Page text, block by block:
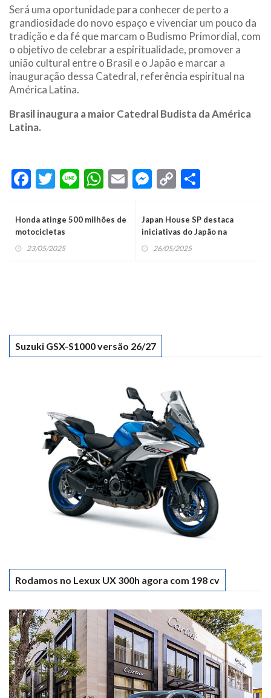
Será uma oportunidade para conhecer de perto a
grandiosidade do novo espaço e vivenciar um pouco da
tradição e da fé que marcam o Budismo Primordial, com
o objetivo de celebrar a espiritualidade, promover a
união cultural entre o Brasil e o Japão e marcar a
inauguração dessa Catedral, referência espiritual na
América Latina.
Brasil inaugura a maior Catedral Budista da América
Latina.
Facebook
Twitter
LineWhatsApp
EmailMessenger
Copy
Honda atinge 500 milhões de
motocicletas
23/05/2025
Japan House SP destaca
iniciativas do Japão na
Exposição Mundial 2025
26/05/2025
Suzuki GSX-S1000 versão 26/27
Rodamos no Lexux UX 300h agora com 198 cv